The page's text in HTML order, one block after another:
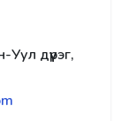
дүүрэг,